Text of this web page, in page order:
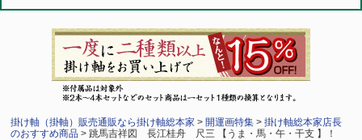
掛け軸（掛軸）販売通販なら掛け軸総本家 > 開運画特集 >掛け軸総本家店長
のおすすめ商品 > 跳馬吉祥図 長江桂舟 尺三 【うま・馬・午・干支 】！